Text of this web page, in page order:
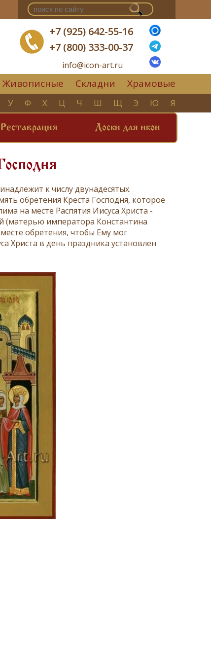
+7 (925) 642-55-16
+7 (800) 333-00-37
info@icon-art.ru
Живописные Складни Храмовые
У Ф Х Ц Ч Ш Щ Э Ю Я
Реставрация Доски для икон
к числудвунадесятых.
обретения Креста Господня, которое
на месте Распятия Иисуса Христа -
(матерью императора Константина
обретения, чтобы Ему мог
Христа в день праздника установлен